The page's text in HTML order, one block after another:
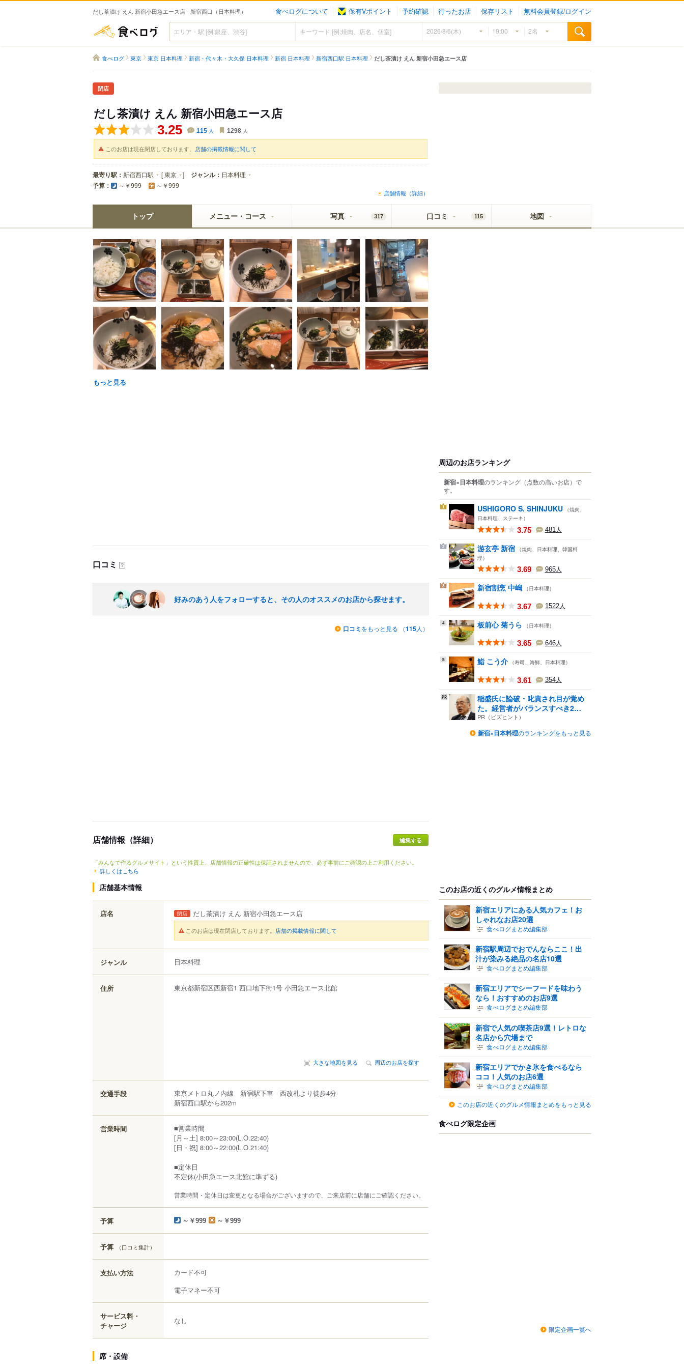
だし茶漬け えん 新宿小田急エース店 - 新宿西口（日本料理） 食べログについて 保有Vポイント 予約確認 行ったお店 保存リスト 無料会員登録/ログイン
食べログ
食べログ 東京 東京 日本料理 新宿・代々木・大久保 日本料理 新宿 日本料理 新宿西口駅 日本料理 だし茶漬け えん 新宿小田急エース店
閉店
だし茶漬け えん 新宿小田急エース店
3.25 115 人 1298 人
このお店は現在閉店しております。 店舗の掲載情報に関して
最寄り駅： 新宿西口駅 [東京 ] ジャンル： 日本料理
予算： ～￥999 ～￥999
店舗情報（詳細）
トップ メニュー・コース 写真 317 口コミ 115 地図
もっと見る
口コミ ？
好みのあう人をフォローすると、その人のオススメのお店から探せます。
口コミ をもっと見る （115人）
店舗情報（詳細） 編集する
「みんなで作るグルメサイト」という性質上、店舗情報の正確性は保証されませんので、必ず事前にご確認の上ご利用ください。
詳しくはこちら
店舗基本情報
店名 閉店 だし茶漬け えん 新宿小田急エース店
このお店は現在閉店しております。 店舗の掲載情報に関して
ジャンル 日本料理
住所 東京都新宿区西新宿1 西口地下街1号 小田急エース北館
大きな地図を見る 周辺のお店を探す
交通手段
東京メトロ丸ノ内線 新宿駅下車 西改札より徒歩4分
新宿西口駅から202m
営業時間
■営業時間
[月～土] 8:00～23:00(L.O.22:40)
[日・祝] 8:00～22:00(L.O.21:40)
■定休日
不定休(小田急エース北館に準ずる)
営業時間・定休日は変更となる場合がございますので、ご来店前に店舗にご確認ください。
予算 ～￥999 ～￥999
予算 （口コミ集計）
支払い方法
カード不可
電子マネー不可
サービス料・
チャージ
なし
席・設備
周辺のお店ランキング
新宿×日本料理のランキング （点数の高いお店） で
す。
1 USHIGORO S. SHINJUKU （焼肉、
日本料理、ステーキ）
3.75 481人
2 游玄亭 新宿 （焼肉、日本料理、韓国料
理）
3.69 965人
3 新宿割烹 中嶋 （日本料理）
3.67 1522人
4 板前心 菊うら （日本料理）
3.65 646人
5 鮨 こう介 （寿司、海鮮、日本料理）
3.61 354人
稲盛氏に論破・叱責され目が覚め
た。経営者がバランスすべき2
つ...
PR（ビズヒント）
新宿×日本料理のランキングをもっと見る
このお店の近くのグルメ情報まとめ
新宿エリアにある人気カフェ！お
しゃれなお店20選
食べログまとめ編集部
新宿駅周辺でおでんならここ！出
汁が染みる絶品の名店10選
食べログまとめ編集部
新宿エリアでシーフードを味わう
なら！おすすめのお店9選
食べログまとめ編集部
新宿で人気の喫茶店9選！レトロな
名店から穴場まで
食べログまとめ編集部
新宿エリアでかき氷を食べるなら
ココ！人気のお店6選
食べログまとめ編集部
このお店の近くのグルメ情報まとめをもっと見る
食べログ限定企画
限定企画一覧へ